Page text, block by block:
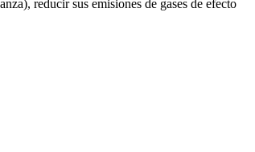
reducir sus emisiones de gases de efecto